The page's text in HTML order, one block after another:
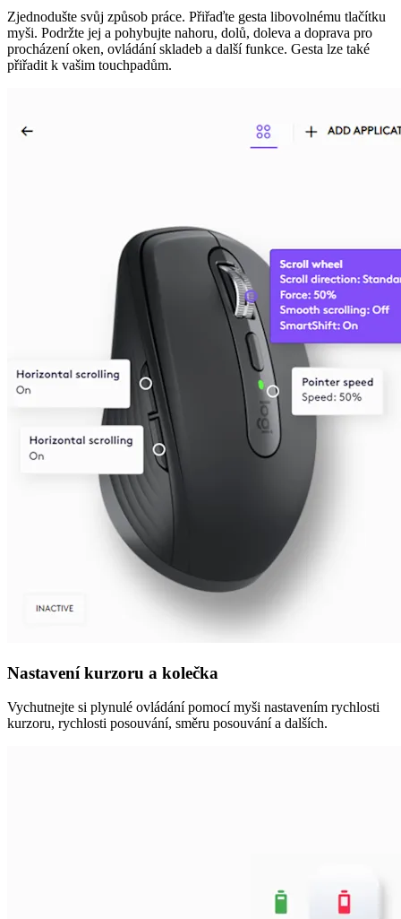
Zjednodušte svůj způsob práce. Přiřaďte gesta libovolnému tlačítku
myši. Podržte jej a pohybujte nahoru, dolů, doleva a doprava pro
procházení oken, ovládání skladeb a další funkce. Gesta lze také
přiřadit k vašim touchpadům.
Nastavení kurzoru a kolečka
Vychutnejte si plynulé ovládání pomocí myši nastavením rychlosti
kurzoru, rychlosti posouvání, směru posouvání a dalších.